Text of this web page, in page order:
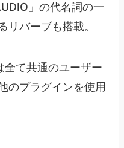
」の代名詞の一
リバーブも搭載。
て共通のユーザー
のプラグインを使用